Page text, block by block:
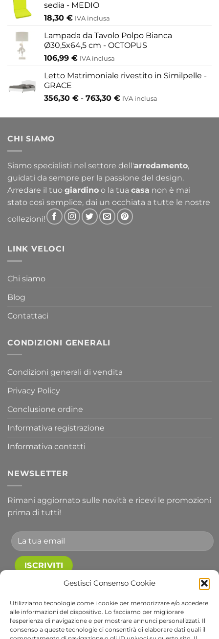
Gestisci Consenso Cookie
Utilizziamo tecnologie come i cookie per memorizzare e/o accedere
alle informazioni del dispositivo. Lo facciamo per migliorare
l'esperienza di navigazione e per mostrare annunci personalizzati. Il
consenso a queste tecnologie ci consentirà di elaborare dati quali il
sedia - MEDIO
18,30 € IVA inclusa
Lampada da Tavolo Polpo Bianca
Ø30,5x64,5 cm - OCTOPUS
106,99 € IVA inclusa
Letto Matrimoniale rivestito in Similpelle -
GRACE
356,30 € - 763,30 €Fascia
prezzo:
IVA inclusa
CHI SIAMO
Siamo specialisti nel settore dell'arredamento,
guidati da sempre per la passione del design.
Arredare il tuo giardino o la tua casa non è mai
stato così semplice, dai un occhiata a tutte le nostre
collezioni!
LINK VELOCI
Chi siamo
Blog
Contattaci
CONDIZIONI GENERALI
Condizioni generali di vendita
Privacy Policy
Conclusione ordine
Informativa registrazione
Informativa contatti
NEWSLETTER
Rimani aggiornato sulle novità e ricevi le promozioni
prima di tutti!
Accetto le condizioni generali e di ricevere le
Alternative: